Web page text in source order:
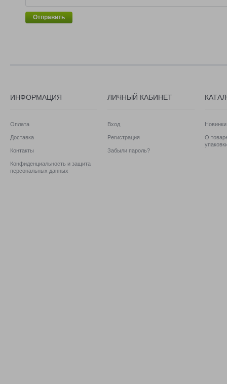
Отправить
ИНФОРМАЦИЯ
Оплата
Доставка
Контакты
Конфиденциальность и защита
персональных данных
ЛИЧНЫЙ КАБИНЕТ
Вход
Регистрация
Забыли пароль?
Новинки
О